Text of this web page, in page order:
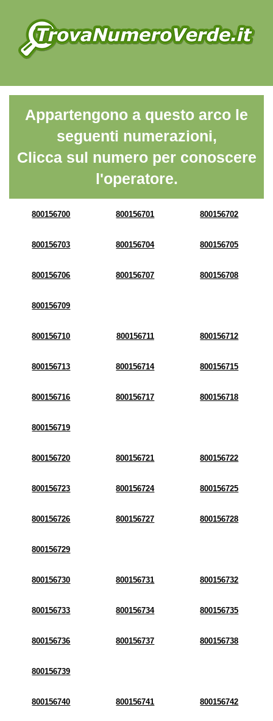
Appartengono a questo arco le
seguenti numerazioni,
Clicca sul numero per conoscere
l'operatore.
800156700 800156701 800156702
800156703 800156704 800156705
800156706 800156707 800156708
800156709
800156710 800156711 800156712
800156713 800156714 800156715
800156716 800156717 800156718
800156719
800156720 800156721 800156722
800156723 800156724 800156725
800156726 800156727 800156728
800156729
800156730 800156731 800156732
800156733 800156734 800156735
800156736 800156737 800156738
800156739
800156740 800156741 800156742